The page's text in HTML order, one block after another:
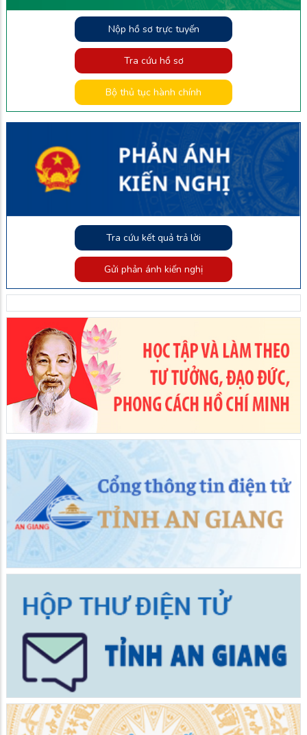
Nộp hồ sơ trực tuyến
Tra cứu hồ sơ
Bộ thủ tục hành chính
Tra cứu kết quả trả lời
Gửi phản ánh kiến nghị